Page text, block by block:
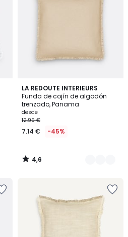
LA REDOUTE INTERIEURS
Funda de cojín de algodón
trenzado, Panama
desde
12.99 €
7.14 € -45%
4,6
/ 5
7
Colores
4,6
/